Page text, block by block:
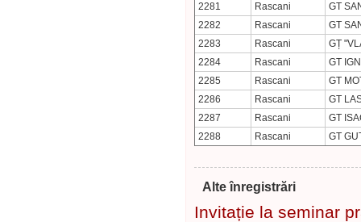
2281
Rascani
GT
2282
Rascani
GT
2283
Rascani
GȚ
2284
Rascani
GT
2285
Rascani
GT
2286
Rascani
GT
2287
Rascani
GT
2288
Rascani GT
Alte înregistrări
Invitație la seminar